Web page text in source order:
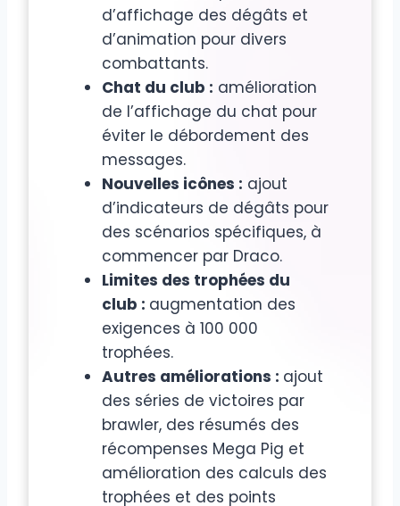
d’affichage des dégâts et
d’animation pour divers
combattants.
Chat du club : amélioration
de l’affichage du chat pour
éviter le débordement des
messages.
Nouvelles icônes : ajout
d’indicateurs de dégâts pour
des scénarios spécifiques, à
commencer par Draco.
Limites des trophées du
club : augmentation des
exigences à 100 000
trophées.
Autres améliorations : ajout
des séries de victoires par
brawler, des résumés des
récompenses Mega Pig et
amélioration des calculs des
trophées et des points